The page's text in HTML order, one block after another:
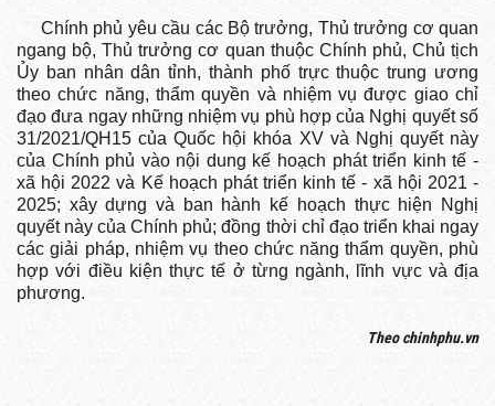
Chính phủ yêu cầu các Bộ trưởng, Thủ trưởng cơ quan
ngang bộ, Thủ trưởng cơ quan thuộc Chính phủ, Chủ tịch
Ủy ban nhân dân tỉnh, thành phố trực thuộc trung ương
theo chức năng, thẩm quyền và nhiệm vụ được giao chỉ
đạo đưa ngay những nhiệm vụ phù hợp của Nghị quyết số
31/2021/QH15 của Quốc hội khóa XV và Nghị quyết này
của Chính phủ vào nội dung kế hoạch phát triển kinh tế -
xã hội 2022 và Kế hoạch phát triển kinh tế - xã hội 2021 -
2025; xây dựng và ban hành kế hoạch thực hiện Nghị
quyết này của Chính phủ; đồng thời chỉ đạo triển khai ngay
các giải pháp, nhiệm vụ theo chức năng thẩm quyền, phù
hợp với điều kiện thực tế ở từng ngành, lĩnh vực và địa
phương.
Theo chinhphu.vn